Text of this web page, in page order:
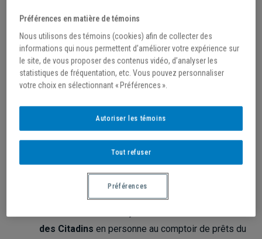
AFFICHEZ VOTRE SOUTIEN,
VIVEZ L’ESPRIT CITADIN!
des Citadins en personne au comptoir de prêts du
Préférences en matière de témoins
Nous utilisons des témoins (cookies) afin de collecter des
informations qui nous permettent d’améliorer votre expérience sur
le site, de vous proposer des contenus vidéo, d’analyser les
statistiques de fréquentation, etc. Vous pouvez personnaliser
votre choix en sélectionnant « Préférences ».
Tout refuser
Autoriser les témoins
Préférences